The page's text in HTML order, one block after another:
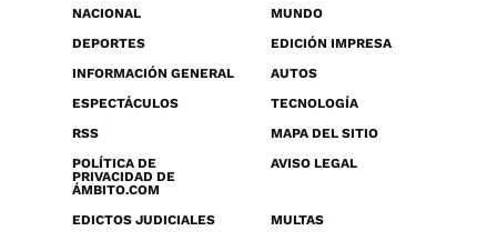
NACIONAL
MUNDO
DEPORTES
EDICIÓN IMPRESA
INFORMACIÓN GENERAL
AUTOS
ESPECTÁCULOS
TECNOLOGÍA
RSS
MAPA DEL SITIO
POLÍTICA DE
PRIVACIDAD DE
ÁMBITO.COM
AVISO LEGAL
EDICTOS JUDICIALES
MULTAS